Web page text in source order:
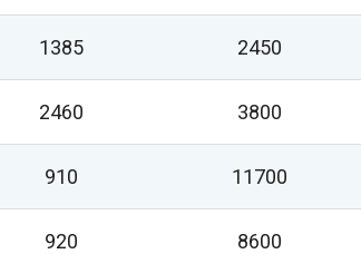
1385 2450
2460 3800
910 11700
920 8600